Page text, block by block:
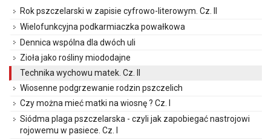
Rok pszczelarski w zapisie cyfrowo-literowym. Cz. II
Wielofunkcyjna podkarmiaczka powałkowa
Dennica wspólna dla dwóch uli
Zioła jako rośliny miododajne
Technika wychowu matek. Cz. II
Wiosenne podgrzewanie rodzin pszczelich
Czy można mieć matki na wiosnę ? Cz. I
Siódma plaga pszczelarska - czyli jak zapobiegać nastrojowi
rojowemu w pasiece. Cz. I